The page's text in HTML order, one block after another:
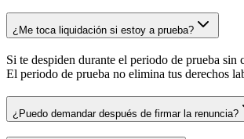
¿Me toca liquidación si estoy a prueba?
Si te despiden durante el periodo de prueba sin
El periodo de prueba no elimina tus derechos
¿Puedo demandar después de firmar la renuncia?